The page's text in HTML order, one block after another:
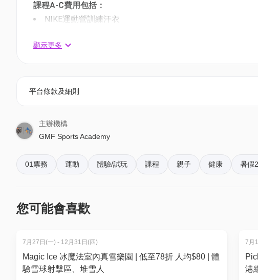
課程A-C費用包括：
NIKE運動營訓練汗衣
NIKE運動營出席証書
課程日期：7月24, 25, 26日 ( 7月共 3 堂)
場地：旺角麥花臣匯優才發展及交流中心
地址： 旺角奶路臣街38號麥花臣匯1B座
• [早鳥優惠至7月1日] $2,138 (原價: $2,250）
• [正價優惠至7月14日] $2,565 (原價: $2,700）
B) 5 – 7歲: 旺角麥花臣匯優才發展及交流中心 (*已售完)
課程日期：
7月26, 27, 28日 (7月共 3 堂)
場地：旺角麥花臣匯優才發展及交流中心
地址： 旺角奶路臣街38號麥花臣匯1B座
01空間優惠價：
顯示更多
平台條款及細則
主辦機構
GMF Sports Academy
01票務 運動 體驗/試玩 課程 親子 健康 暑假
您可能會喜歡
7月27日(一) - 12月31日(四)
Magic Ice 冰魔法室內真雪樂園 | 低至78折 人均$80 | 體
驗雪球射擊區、堆雪人
7月
港